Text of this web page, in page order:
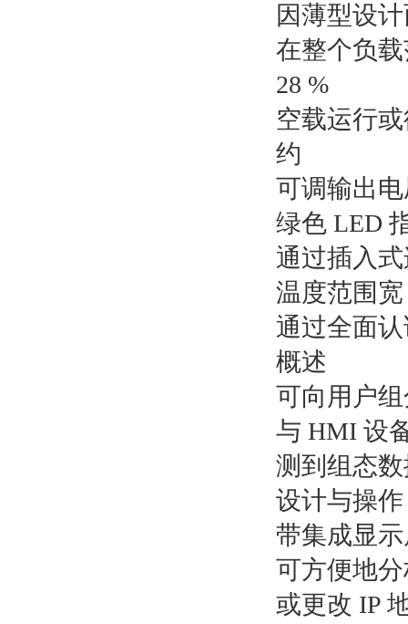
因薄型设
在整个负
28 %
空载运行
约
可调输出
绿色 LED
通过插入
温度范围
通过全面
概述
可向用户
与 HMI 设
测到组态
设计与操作
带集成显
可方便地
或更改 IP